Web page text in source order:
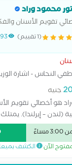
محمود وراد
تقويم الأسنان
الملكية
(1 تقييم)
- اشارة الوزير داخل
جنيه
هو أخصائي تقويم
(لندن – إيرلندا).
لعلاج مشكلات
بين الدقة الطبية
التقويم لضمان نتائج
الآن الكشف